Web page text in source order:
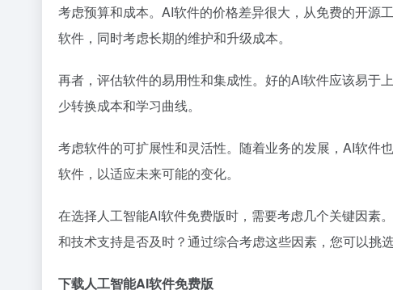
考虑预算和成本。AI软件的价格差异很大，从免费的开源
软件，同时考虑长期的维护和升级成本。
再者，评估软件的易用性和集成性。好的AI软件应该易于
少转换成本和学习曲线。
考虑软件的可扩展性和灵活性。随着业务的发展，AI软件
软件，以适应未来可能的变化。
在选择人工智能AI软件免费版时，需要考虑几个关键因素
和技术支持是否及时？通过综合考虑这些因素，您可以挑
下载人工智能AI软件免费版